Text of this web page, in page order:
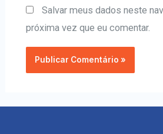
Salvar meus dados neste
próxima vez que eu comentar.